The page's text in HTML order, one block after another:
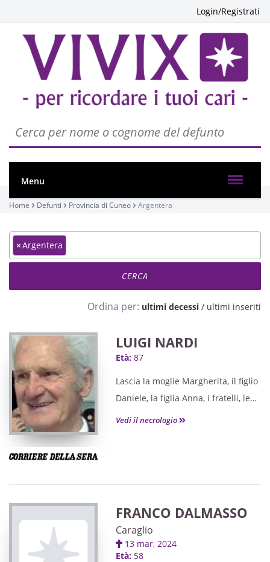
Login/Registrati
Menu
Home Defunti Provincia di Cuneo Argentera
×Argentera
Ordina per: ultimi decessi / ultimi inseriti
LUIGI NARDI
Età: 87
Lascia la moglie Margherita, il figlio
Daniele, la figlia Anna, i fratelli, le
sorelle e i nipoti.
Vedi il necrologio
FRANCO DALMASSO
Caraglio
13 mar, 2024
Età: 58